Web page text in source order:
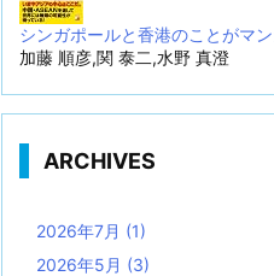
シンガポールと香港のことがマ
加藤 順彦,関 泰二,水野 真澄
ARCHIVES
2026年7月 (1)
2026年5月 (3)